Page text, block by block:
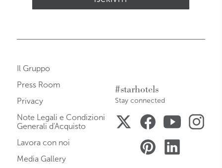
#starhotels
Stay connected
Il Gruppo
Press Room
Privacy
Note Legali e Condizioni
Generali d'Acquisto
Lavora con noi
Media Gallery